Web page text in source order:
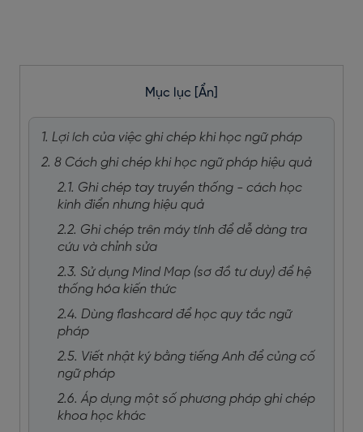
Mục lục [Ẩn]
1. Lợi ích của việc ghi chép khi học ngữ pháp
2. 8 Cách ghi chép khi học ngữ pháp hiệu quả
2.1. Ghi chép tay truyền thống - cách học
kinh điển nhưng hiệu quả
2.2. Ghi chép trên máy tính để dễ dàng tra
cứu và chỉnh sửa
2.3. Sử dụng Mind Map (sơ đồ tư duy) để hệ
thống hóa kiến thức
2.4. Dùng flashcard để học quy tắc ngữ
pháp
2.5. Viết nhật ký bằng tiếng Anh để củng cố
ngữ pháp
2.6. Áp dụng một số phương pháp ghi chép
khoa học khác